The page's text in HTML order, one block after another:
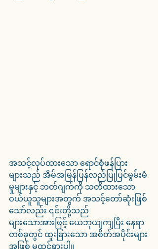
အသင့်လုပ်ထားသော ရောင်စုံဖန်ပြား
များသည် အိမ်အမြန်ပြန်လည်ပြုပြင်မွမ်းမံ
မှုများနှင့် ဘတ်ဂျက်ကို သတိထားသော
ဝယ်ယူသူများအတွက် အသင့်တော်ဆုံးဖြစ်
သော်လည်း ၎င်းတို့သည်
များသောအားဖြင့် ယေဘုယျကျပြီး နေရာ
တစ်ခုတွင် ထူးခြားသော အစိတ်အပိုင်းများ
အဖြစ် မထင်ရှားပါ။